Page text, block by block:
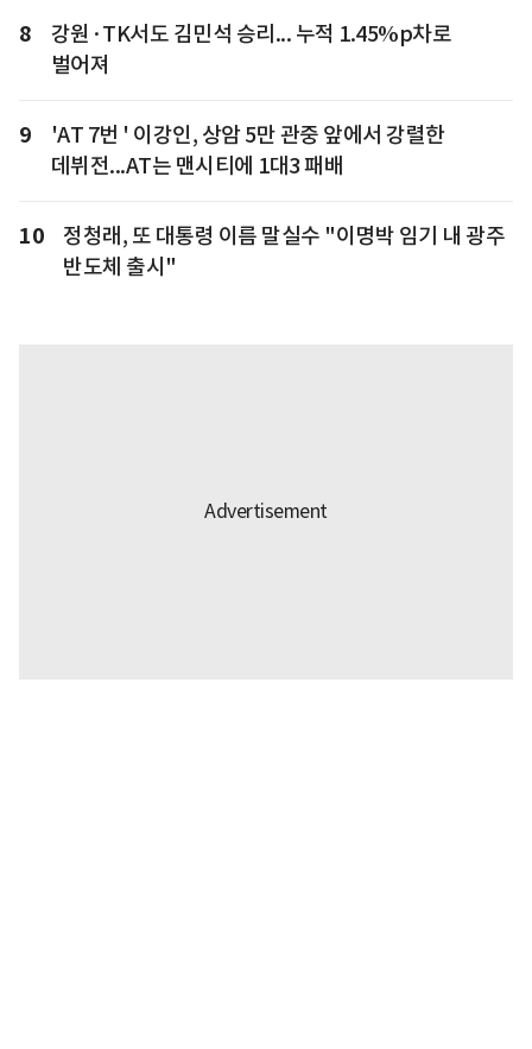
8
강원·TK서도 김민석 승리... 누적 1.45%p차로
벌어져
9
'AT 7번 ' 이강인, 상암 5만 관중 앞에서 강렬한
데뷔전...AT는 맨시티에 1대3 패배
10
정청래, 또 대통령 이름 말실수 "이명박 임기 내 광주
반도체 출시"